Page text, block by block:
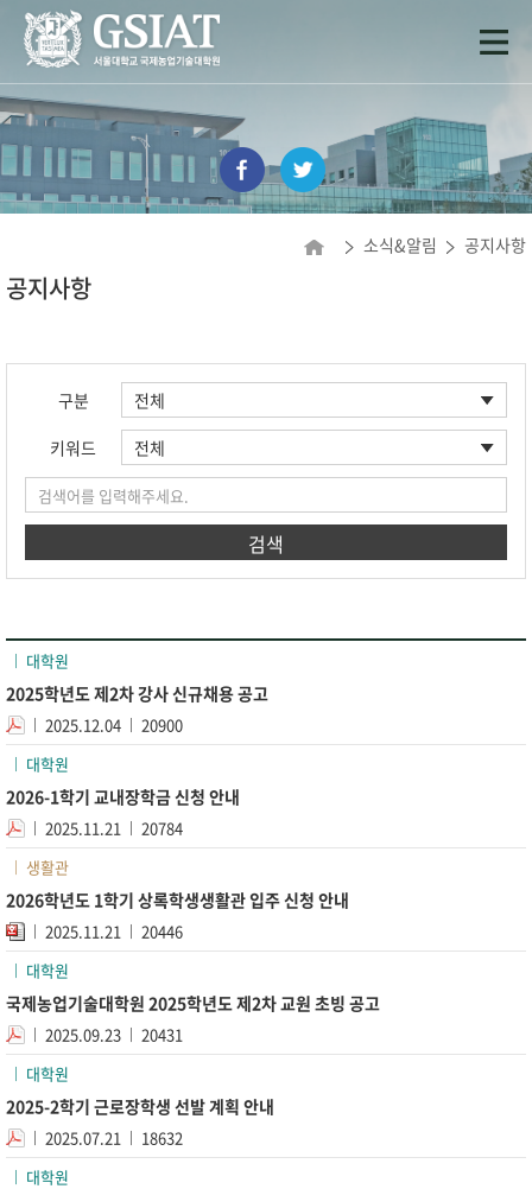
소식&알림 공지사항
공지사항
구분
키워드
검색
대학원
2025학년도 제2차 강사 신규채용 공고
2025.12.04
20900
대학원
2026-1학기 교내장학금 신청 안내
2025.11.21
20784
생활관
2026학년도 1학기 상록학생생활관 입주 신청 안내
2025.11.21
20446
대학원
국제농업기술대학원 2025학년도 제2차 교원 초빙 공고
2025.09.23
20431
대학원
2025-2학기 근로장학생 선발 계획 안내
2025.07.21
18632
대학원